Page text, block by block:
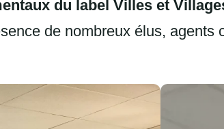
du label Villes et
de nombreux élus, agents